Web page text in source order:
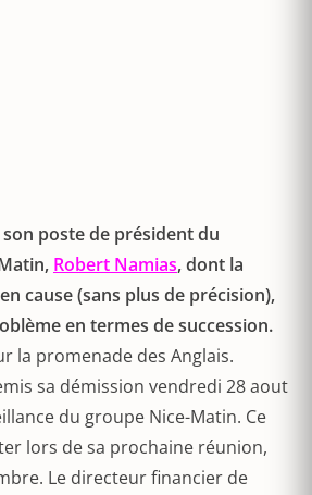
poste de président du
Robert Namias, dont la
cause (sans plus de précision),
en termes de succession.
la promenade des Anglais.
sa démission vendredi 28 aout
du groupe Nice-Matin. Ce
lors de sa prochaine réunion,
Le directeur financier de